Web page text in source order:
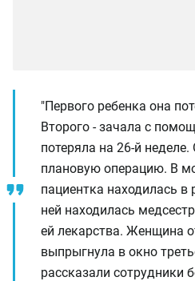
"Первого ребенка она
Второго - зачала с
потеряла на 26-й
плановую операцию. В
пациентка находилась в
ней находилась
ей лекарства. Женщина
выпрыгнула в окно
рассказали сотрудники